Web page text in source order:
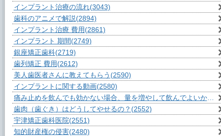
インプラント治療の流れ(3043)
歯科のアニメで解説(2894)
インプラント治療 費用(2861)
インプラント 期間(2749)
銀座矯正歯科(2719)
歯列矯正 費用(2612)
美人歯医者さんに教えてもらう (2590)
インプラントに関する動画(2580)
痛み止めを飲んでも効かない場合、量を増やして飲んでよいか？
歯肉（歯ぐき）はどうしてやせるの？ (2552)
宇津矯正歯科医院(2551)
知的財産権の侵害(2480)